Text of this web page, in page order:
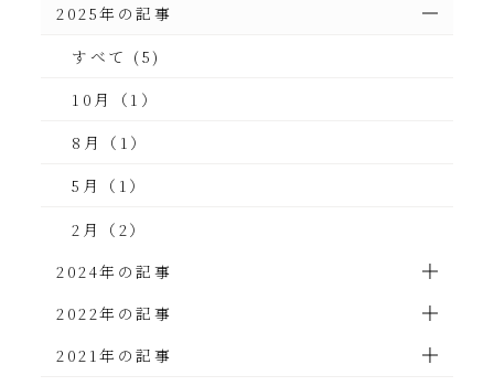
2025年の記事
すべて (5)
10月（1）
8月（1）
5月（1）
2月（2）
2024年の記事
2022年の記事
2021年の記事